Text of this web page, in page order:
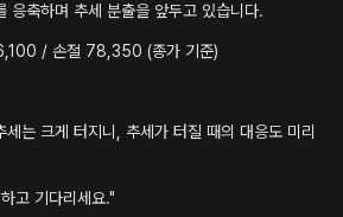
응축하며 추세 분출을 앞두고 있습니다.
/ 손절 78,350 (종가 기준)
는 크게 터지니, 추세가 터질 때의 대응도 미리
고 기다리세요."